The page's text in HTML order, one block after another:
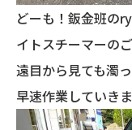
どーも！鈑金班の
イトスチーマーの
遠目から見ても濁
早速作業していき